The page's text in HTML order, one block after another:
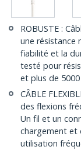
ROBUSTE :
une résistance
fiabilité et la
testé pour
et plus de
CÂBLE
des flexions
Un fil et un
chargement et
utilisation